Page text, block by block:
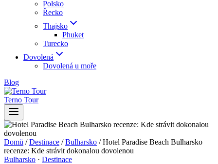
Polsko
Řecko
Thajsko
Phuket
Turecko
Dovolená
Dovolená u moře
Blog
Terno Tour
Domů / Destinace / Bulharsko / Hotel Paradise Beach Bulharsko
recenze: Kde strávit dokonalou dovolenou
Bulharsko · Destinace